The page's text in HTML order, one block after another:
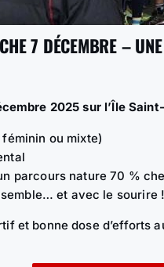
7 DÉCEMBRE –
2025 sur l’Île
ou mixte)
parcours nature 70 %
et avec le sourire !
et bonne dose d’efforts